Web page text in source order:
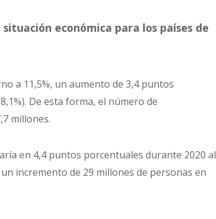
económica para los países de
a 11,5%, un aumento de 3,4 puntos
De esta forma, el número de
millones.
en 4,4 puntos porcentuales durante 2020 al
incremento de 29 millones de personas en